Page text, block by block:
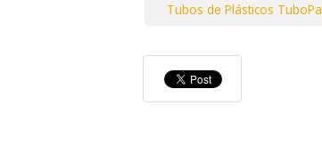
Tubos de Plásticos